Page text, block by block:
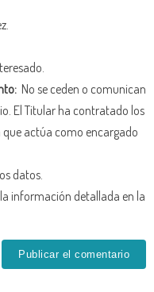
No se ceden o comunican
El Titular ha contratado los
actúa como encargado
datos.
información detallada en la